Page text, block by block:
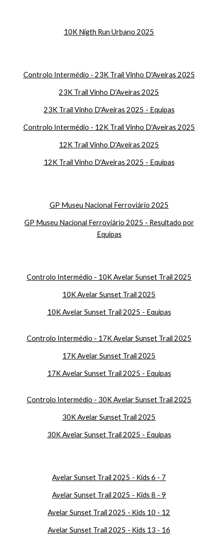
10K Nigth Run Urbano 2025
Controlo Intermédio - 23K Trail Vinho D'Aveiras 2025
23K Trail Vinho D'Aveiras 2025
23K Trail Vinho D'Aveiras 2025 - Equipas
Controlo Intermédio - 12K Trail Vinho D'Aveiras 2025
12K Trail Vinho D'Aveiras 2025
12K Trail Vinho D'Aveiras 2025 - Equipas
GP Museu Nacional Ferroviário 2025
GP Museu Nacional Ferroviário 2025 - Resultado por
Equipas
Controlo Intermédio - 10K Avelar Sunset Trail 2025
10K Avelar Sunset Trail 2025
10K Avelar Sunset Trail 2025 - Equipas
Controlo Intermédio - 17K Avelar Sunset Trail 2025
17K Avelar Sunset Trail 2025
17K Avelar Sunset Trail 2025 - Equipas
Controlo Intermédio - 30K Avelar Sunset Trail 2025
30K Avelar Sunset Trail 2025
30K Avelar Sunset Trail 2025 - Equipas
Avelar Sunset Trail 2025 - Kids 6 - 7
Avelar Sunset Trail 2025 - Kids 8 - 9
Avelar Sunset Trail 2025 - Kids 10 - 12
Avelar Sunset Trail 2025 - Kids 13 - 16